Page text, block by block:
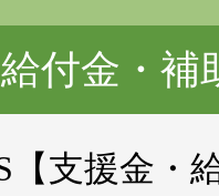
付金・補
【支援金・